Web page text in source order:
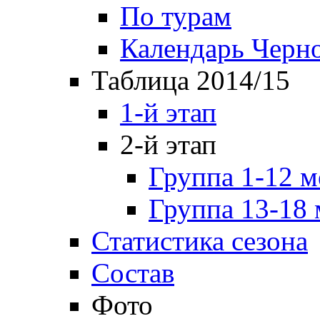
По турам
Календарь
Таблица 2014/15
1-й этап
2-й этап
Группа 1-12
Группа 13-18
Статистика сезона
Состав
Фото